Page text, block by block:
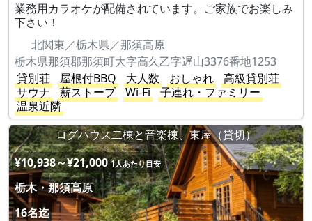
業務用カラオケが配備されています。ご家族でお楽しみ
下さい！
北関東／栃木県／那須高原
栃木県那須郡那須町大字高久乙字遅山3376番地1253
貸別荘
屋根付BBQ 大人数 おしゃれ
高級貸別荘
サウナ
薪ストーブ Wi-Fi
子連れ・ファミリー
温泉近隣
ログハウス二棟と音楽棟、東屋（貸切）
¥10,938～¥21,000 1人あたり目安
栃木・那須高原
16名迄